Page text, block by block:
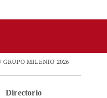
GRUPO MILENIO 2026
Directorio